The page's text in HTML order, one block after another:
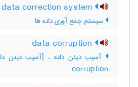
سیستم جمع آوری داده ها
corruption